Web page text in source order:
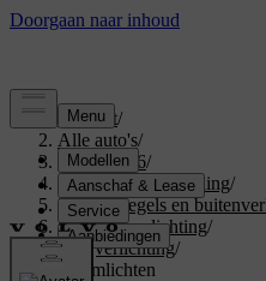
Support/
Alle auto's/
EX40 2026/
Gebruikershandleiding/
Zicht, spiegels en
Exterieurverlichting/
Rijverlichting/
Alarmlichten